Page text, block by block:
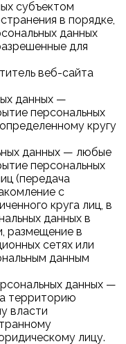
субъектом
в порядке,
данных
для
веб-сайта
данных —
персональных
кругу
данных — любые
персональных
(передача
с
круга лиц, в
данных в
размещение в
сетях или
данным
данных —
территорию
власти
лицу.